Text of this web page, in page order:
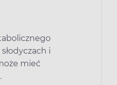
i
mieć